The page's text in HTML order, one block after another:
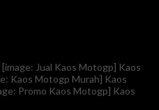
[image: Jual Kaos Motogp] Kaos
Kaos Motogp Murah] Kaos
Promo Kaos Motogp] Kaos